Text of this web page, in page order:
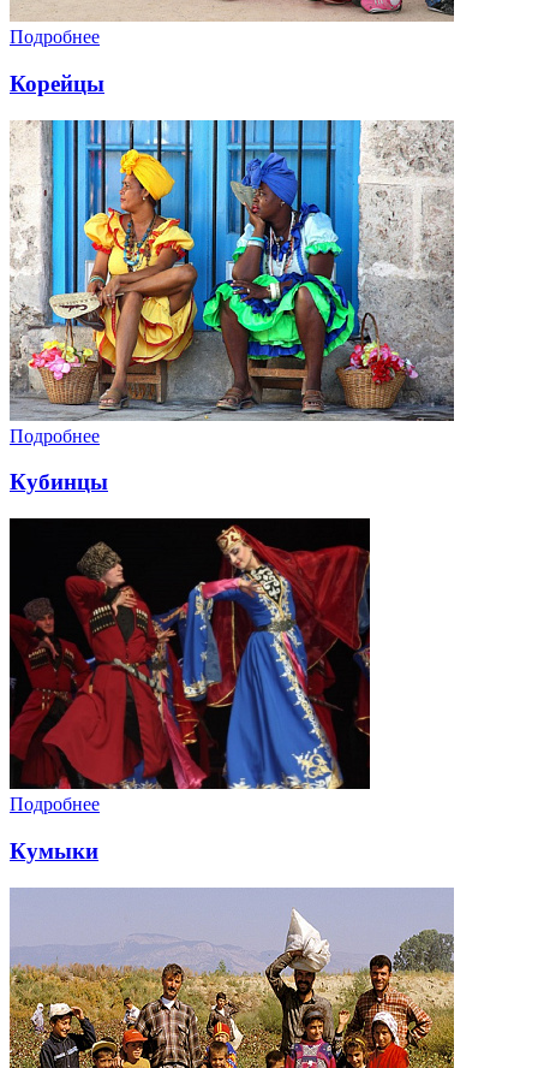
Подробнее
Корейцы
Подробнее
Кубинцы
Подробнее
Кумыки